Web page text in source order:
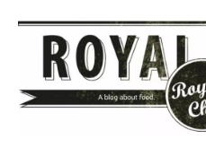
contenu